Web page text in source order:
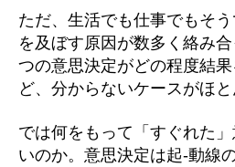
ただ、生活でも仕事でもそ
を及ぼす原因が数多く絡み
つの意思決定がどの程度結
ど、分からないケースがほと
では何をもって「すぐれた
いのか。意思決定は起-動線